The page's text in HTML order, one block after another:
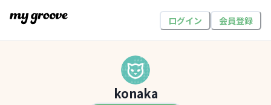
ログイン 会員登録
konaka